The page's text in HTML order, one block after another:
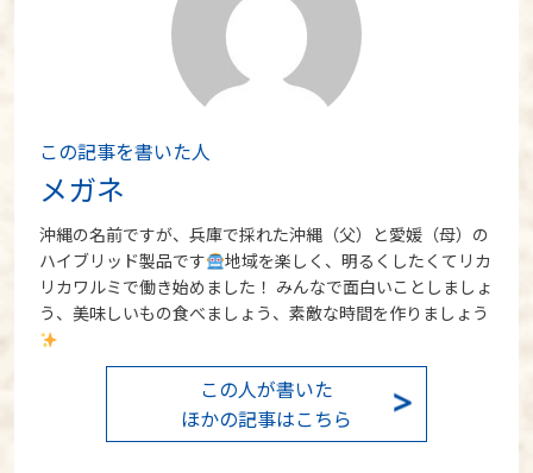
この記事を書いた人
メガネ
沖縄の名前ですが、兵庫で採れた沖縄（父）と愛媛（母）の
ハイブリッド製品です
地域を楽しく、明るくしたくてリカ
リカワルミで働き始めました！ みんなで面白いことしましょ
う、美味しいもの食べましょう、素敵な時間を作りましょう
この人が書いた
ほかの記事はこちら